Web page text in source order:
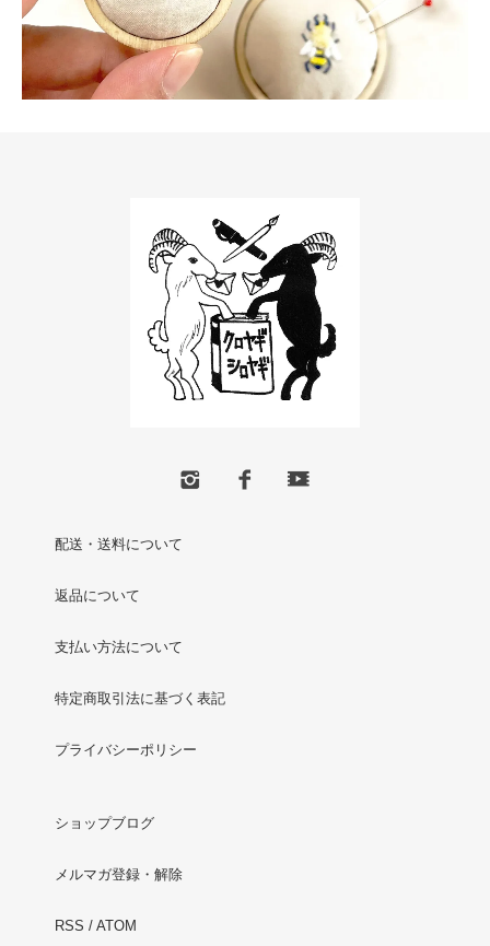
配送・送料について
返品について
支払い方法について
特定商取引法に基づく表記
プライバシーポリシー
ショップブログ
メルマガ登録・解除
RSS / ATOM